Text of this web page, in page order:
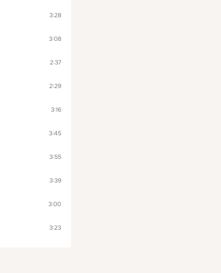
3:28
3:08
2:37
2:29
3:16
3:45
3:55
3:39
3:00
3:23